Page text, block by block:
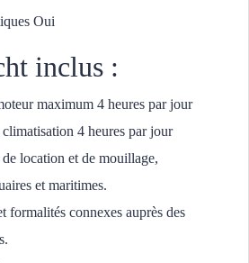
Oui
inclus :
maximum 4 heures par jour
4 heures par jour
de location et de mouillage,
et maritimes.
formalités connexes auprès des